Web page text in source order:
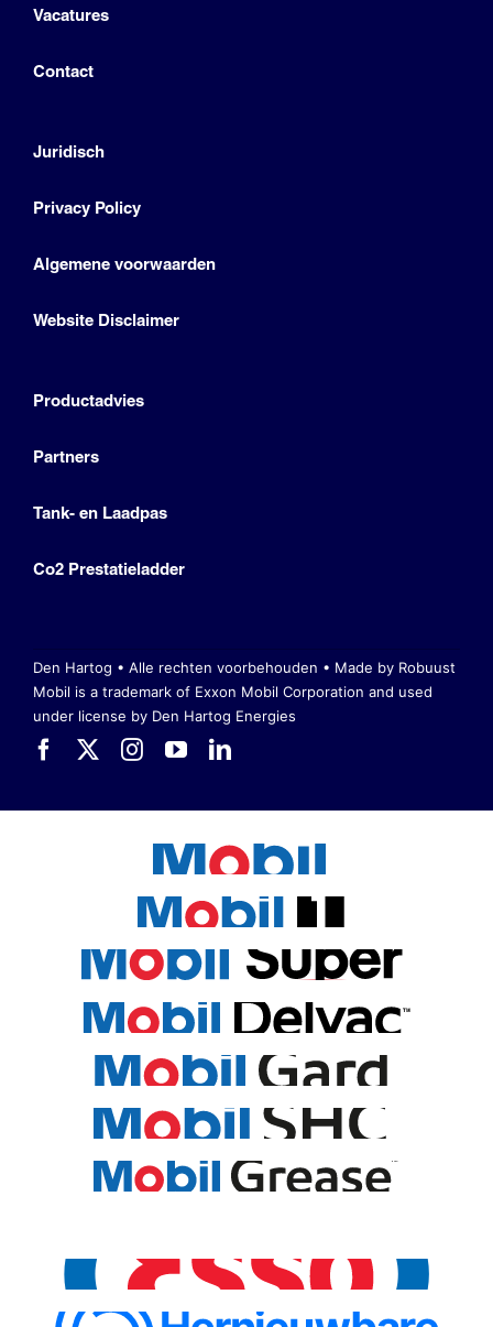
Vacatures
Contact
Juridisch
Privacy Policy
Algemene voorwaarden
Website Disclaimer
Productadvies
Partners
Tank- en Laadpas
Co2 Prestatieladder
Den Hartog • Alle rechten voorbehouden • Made by Robuust
Mobil is a trademark of Exxon Mobil Corporation and used
under license by Den Hartog Energies